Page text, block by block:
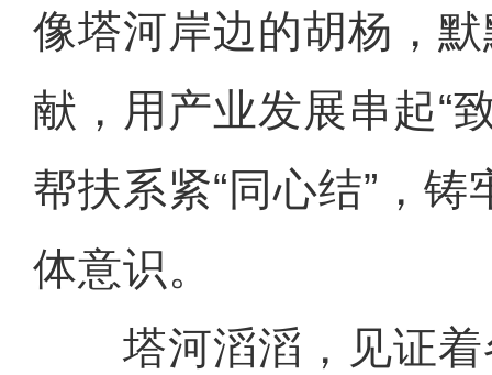
像塔河岸边的胡杨，
献，用产业发展串起“
帮扶系紧“同心结”，
体意识。
塔河滔滔，见证着